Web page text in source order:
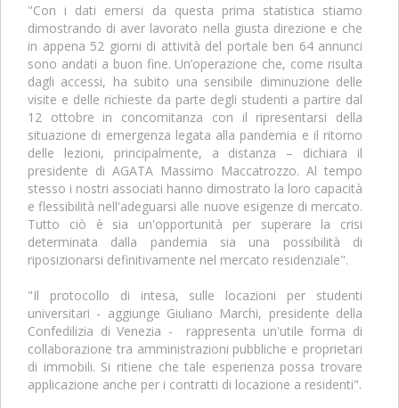
"Con i dati emersi da questa prima statistica stiamo
dimostrando di aver lavorato nella giusta direzione e che
in appena 52 giorni di attività del portale ben 64 annunci
sono andati a buon fine. Un’operazione che, come risulta
dagli accessi, ha subito una sensibile diminuzione delle
visite e delle richieste da parte degli studenti a partire dal
12 ottobre in concomitanza con il ripresentarsi della
situazione di emergenza legata alla pandemia e il ritorno
delle lezioni, principalmente, a distanza – dichiara il
presidente di AGATA Massimo Maccatrozzo. Al tempo
stesso i nostri associati hanno dimostrato la loro capacità
e flessibilità nell'adeguarsi alle nuove esigenze di mercato.
Tutto ciò è sia un'opportunità per superare la crisi
determinata dalla pandemia sia una possibilità di
riposizionarsi definitivamente nel mercato residenziale".
"Il protocollo di intesa, sulle locazioni per studenti
universitari - aggiunge Giuliano Marchi, presidente della
Confedilizia di Venezia - rappresenta un'utile forma di
collaborazione tra amministrazioni pubbliche e proprietari
di immobili. Si ritiene che tale esperienza possa trovare
applicazione anche per i contratti di locazione a residenti".